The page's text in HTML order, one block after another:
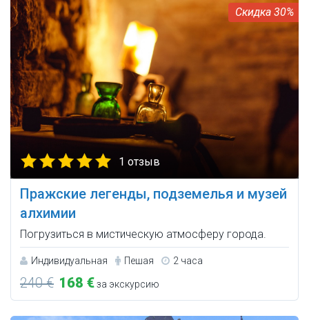
30%
1 отзыв
Пражские легенды, подземелья и музей
алхимии
Погрузиться в мистическую атмосферу города.
Индивидуальная Пешая 2 часа
240 € 168 €за экскурсию